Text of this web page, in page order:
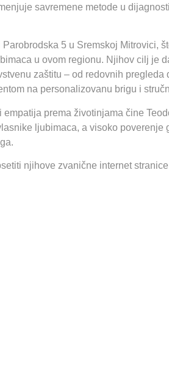
savremene metode u
5 u Sremskoj Mitrovici,
u ovom regionu. Njihov cilj je
zaštitu – od redovnih pregleda
na personalizovanu brigu i
empatija prema životinjama čine
ljubimaca, a visoko poverenje
njihove zvanične internet